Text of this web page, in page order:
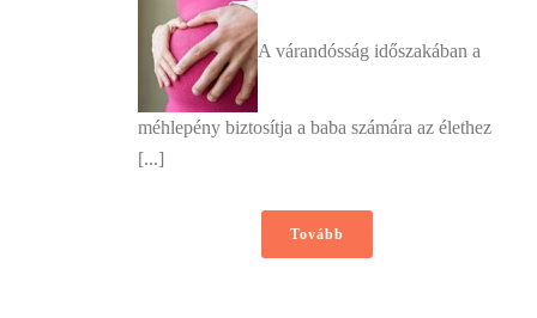
A várandósság időszakában a
méhlepény biztosítja a baba számára az élethez
[...]
Tovább